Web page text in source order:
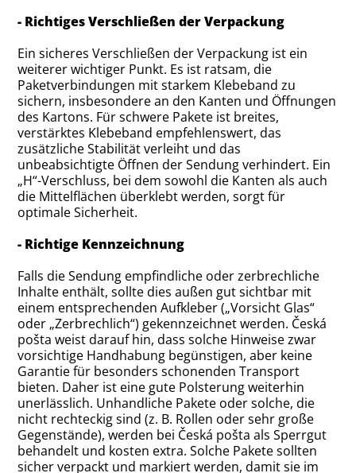
- Richtiges Verschließen der Verpackung
Ein sicheres Verschließen der Verpackung ist ein
weiterer wichtiger Punkt. Es ist ratsam, die
Paketverbindungen mit starkem Klebeband zu
sichern, insbesondere an den Kanten und Öffnungen
des Kartons. Für schwere Pakete ist breites,
verstärktes Klebeband empfehlenswert, das
zusätzliche Stabilität verleiht und das
unbeabsichtigte Öffnen der Sendung verhindert. Ein
„H“-Verschluss, bei dem sowohl die Kanten als auch
die Mittelflächen überklebt werden, sorgt für
optimale Sicherheit.
- Richtige Kennzeichnung
Falls die Sendung empfindliche oder zerbrechliche
Inhalte enthält, sollte dies außen gut sichtbar mit
einem entsprechenden Aufkleber („Vorsicht Glas“
oder „Zerbrechlich“) gekennzeichnet werden. Česká
pošta weist darauf hin, dass solche Hinweise zwar
vorsichtige Handhabung begünstigen, aber keine
Garantie für besonders schonenden Transport
bieten. Daher ist eine gute Polsterung weiterhin
unerlässlich. Unhandliche Pakete oder solche, die
nicht rechteckig sind (z. B. Rollen oder sehr große
Gegenstände), werden bei Česká pošta als Sperrgut
behandelt und kosten extra. Solche Pakete sollten
sicher verpackt und markiert werden, damit sie im